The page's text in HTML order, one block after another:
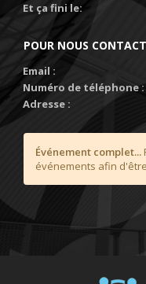
Et ça fini le:
POUR NOUS
Email :
Numéro de téléphone :
Adresse :
Événement complet...
événements afin